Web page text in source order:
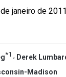
janeiro de
*1 , Derek
Madison